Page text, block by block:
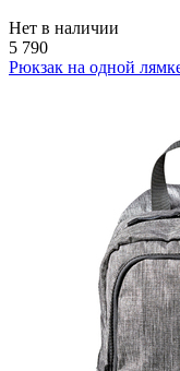
Нет в наличии
5 790
Рюкзак на одной